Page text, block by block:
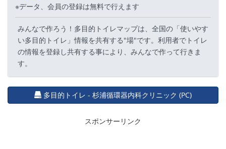
※データ、会員の登録は無料で行えます
みんなで作ろう！多目的トイレマップは、全国の「使いやす
い多目的トイレ」情報を共有する"場"です。利用者でトイレ
の情報を登録し共有する事により、みんなで作って行きま
す。
多目的トイレ - 杉浦循環器内科クリニック (PC)
スポンサーリンク